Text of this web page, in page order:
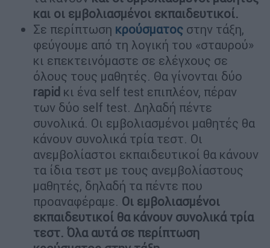
και οι εμβολιασμένοι εκπαιδευτικοί.
Σε περίπτωση κρούσματος στην τάξη,
φεύγουμε από τη λογική του «σταυρού»
κι επεκτεινόμαστε σε ελέγχους σε
όλους τους μαθητές. Θα γίνονται δύο
rapid κι ένα self test επιπλέον, πέραν
των δύο self test. Δηλαδή πέντε
συνολικά. Οι εμβολιασμένοι μαθητές θα
κάνουν συνολικά τρία τεστ. Οι
ανεμβολίαστοι εκπαιδευτικοί θα κάνουν
τα ίδια τεστ με τους ανεμβολίαστους
μαθητές, δηλαδή τα πέντε που
προαναφέραμε. Οι εμβολιασμένοι
εκπαιδευτικοί θα κάνουν συνολικά τρία
τεστ. Όλα αυτά σε περίπτωση